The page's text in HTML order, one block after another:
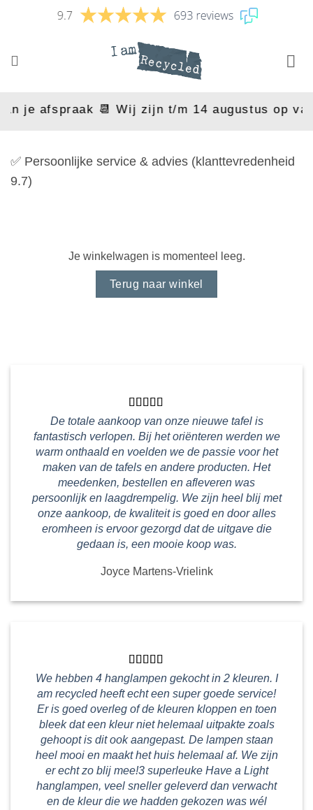
je afspraak 📆 Wij zijn t/m 14 augustus op
✅ Persoonlijke service & advies (klanttevredenheid
9.7)
Je winkelwagen is momenteel leeg.
Terug naar winkel
De totale aankoop van onze nieuwe tafel is
fantastisch verlopen. Bij het oriënteren werden we
warm onthaald en voelden we de passie voor het
maken van de tafels en andere producten. Het
meedenken, bestellen en afleveren was
persoonlijk en laagdrempelig. We zijn heel blij met
onze aankoop, de kwaliteit is goed en door alles
eromheen is ervoor gezorgd dat de uitgave die
gedaan is, een mooie koop was.
Joyce Martens-Vrielink
We hebben 4 hanglampen gekocht in 2 kleuren. I
am recycled heeft echt een super goede service!
Er is goed overleg of de kleuren kloppen en toen
bleek dat een kleur niet helemaal uitpakte zoals
gehoopt is dit ook aangepast. De lampen staan
heel mooi en maakt het huis helemaal af. We zijn
er echt zo blij mee!3 superleuke Have a Light
hanglampen, veel sneller geleverd dan verwacht
en de kleur die we hadden gekozen was wél